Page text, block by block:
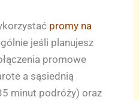
promy na
jeśli planujesz
promowe
a sąsiednią
minut podróży) oraz